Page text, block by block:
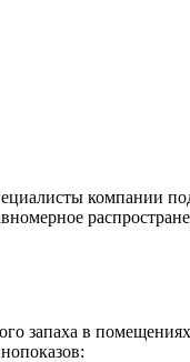
компании
запаха в